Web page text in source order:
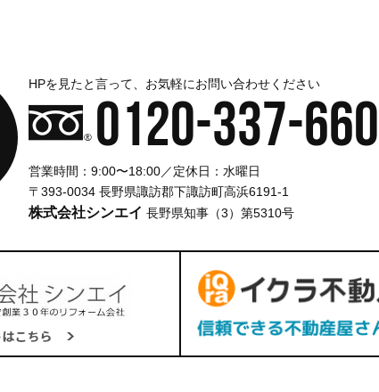
HPを見たと言って、お気軽にお問い合わせください
0120-337-660
営業時間：9:00〜18:00／定休日：水曜日
〒393-0034 長野県諏訪郡下諏訪町高浜6191-1
株式会社シンエイ 長野県知事（3）第5310号